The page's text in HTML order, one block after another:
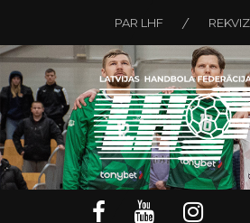
PAR LHF